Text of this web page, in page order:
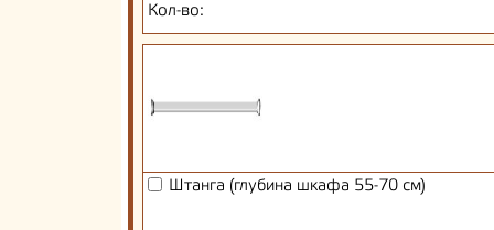
Кол-во:
Штанга (глубина шкафа 55-70 см)